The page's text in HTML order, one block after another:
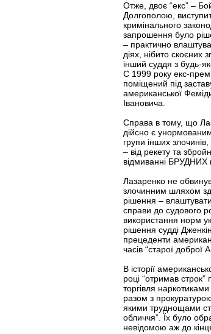
Отже, двоє “екс” –
Долгополою,
кримінального
запрошення було
– практично
діях, нібито скоєних
інший суддя з будь-
C 1999 року екс-
поміщений під
американської
Івановича.
Справа в тому, що
дійсно є
групи інших
– від рекету та
відмиванні БРУДНИХ
Лазаренко не
злочинним шляхом
рішення – влаштувати
справи до судового
використання норм
рішення судді
прецеденти
часів “старої доброї
В історії
році “отримав
торгівля
разом з
якими труднощами
обличчя”. Їх було
невідомою аж до